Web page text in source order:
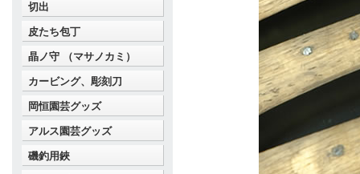
切出
皮たち包丁
晶ノ守 （マサノカミ）
カービング、彫刻刀
岡恒園芸グッズ
アルス園芸グッズ
磯釣用鋏